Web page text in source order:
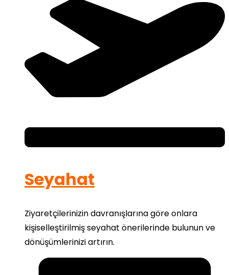
Seyahat
Ziyaretçilerinizin davranışlarına göre onlara
kişiselleştirilmiş seyahat önerilerinde bulunun ve
dönüşümlerinizi artırın.